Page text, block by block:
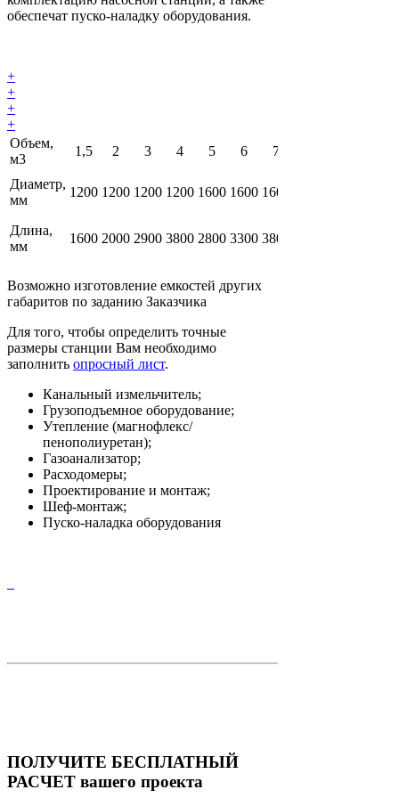
обеспечат пуско-наладку оборудования.
+
+
+
+
Объем,
м3
1,5 2 3 4 5 6 7
Диаметр,
мм
1200 1200 1200 1200 1600 1600 1600
Длина,
мм
1600 2000 2900 3800 2800 3300 3800
Возможно изготовление емкостей других
габаритов по заданию Заказчика
Для того, чтобы определить точные
размеры станции Вам необходимо
заполнить опросный лист.
Канальный измельчитель;
Грузоподъемное оборудование;
Утепление (магнофлекс/
пенополиуретан);
Газоанализатор;
Расходомеры;
Проектирование и монтаж;
Шеф-монтаж;
Пуско-наладка оборудования
ПОЛУЧИТЕ БЕСПЛАТНЫЙ
РАСЧЕТ вашего проекта